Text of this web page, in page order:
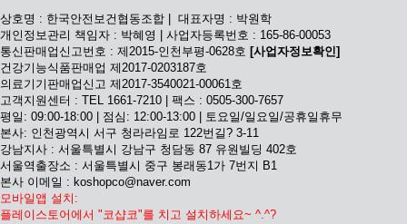
상호명 : 한국안전보건협동조합 | 대표자명 : 박원학
개인정보관리 책임자 : 박혜영 | 사업자등록번호 : 165-86-00053
통신판매업신고번호 : 제2015-인천부평-0628호 [사업자정보확인]
건강기능식품판매업 제2017-0203187호
의료기기판매업신고 제2017-3540021-00061호
고객지원센터 : TEL 1661-7210 | 팩스 : 0505-300-7657
평일: 09:00-18:00 | 점심: 12:00-13:00 | 토요일/일요일/공휴일휴무
본사: 인천광역시 서구 청라라임로 122번길? 3-11
강남지사 : 서울특별시 강남구 청담동 87 유원빌딩 402호
서울역출장소 : 서울특별시 중구 봉래동1가 7번지 B1
본사 이메일 : koshopco@naver.com
모바일앱 설치:
플레이스토어에서 "코샵코"를 치고 설치하세요~ ^.^?